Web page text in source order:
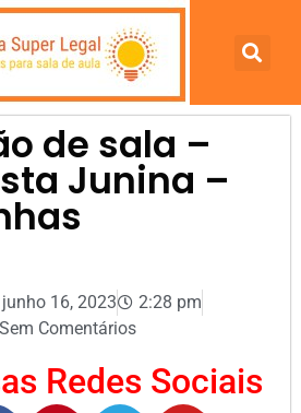
de sala –
Junina –
junho 16, 2023
2:28 pm
Sem Comentários
Redes Sociais